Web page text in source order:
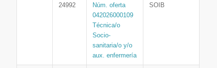
24992
Núm. oferta
042026000109
Técnica/o
Socio-
sanitaria/o y/o
aux. enfermería
SOIB